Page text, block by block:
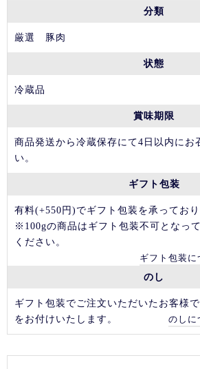
分類
厳選 豚肉
状態
冷蔵品
賞味期限
商品発送から冷蔵保存にて4日以内にお
い。
ギフト包装
有料(+550円)でギフト包装を承っており
※100gの商品はギフト包装不可となっ
ください。
ギフト包装に
のし
ギフト包装でご注文いただいたお客様
をお付けいたします。
のしに